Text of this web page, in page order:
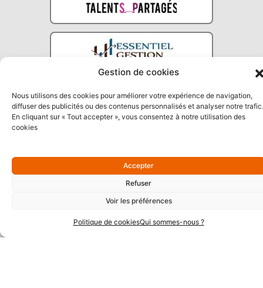
Gestion de cookies
Nous utilisons des cookies pour améliorer votre expérience de navigation,
diffuser des publicités ou des contenus personnalisés et analyser notre trafic.
En cliquant sur « Tout accepter », vous consentez à notre utilisation des
cookies
Accepter
Refuser
Voir les préférences
Politique de cookiesQui sommes-nous ?